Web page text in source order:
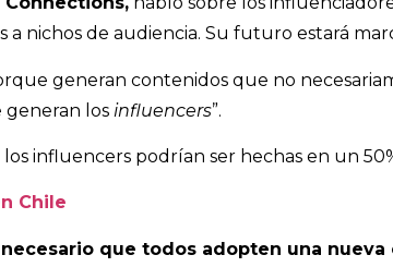
a nichos de audiencia. Su futuro estará
generan contenidos que no
los influencers”.
influencers podrían ser hechas en un
Chile
necesario que todos adopten una